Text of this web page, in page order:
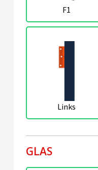
F1
Links
GLAS